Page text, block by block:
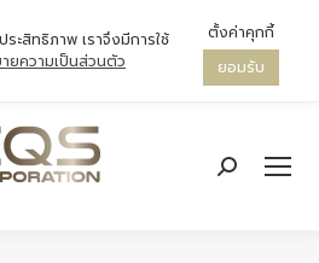
Search:
ะสิทธิภาพ เราจึงมีการใช้
ยความเป็นส่วนตัว
ตั้งค่าคุกกี้
ยอมรับ